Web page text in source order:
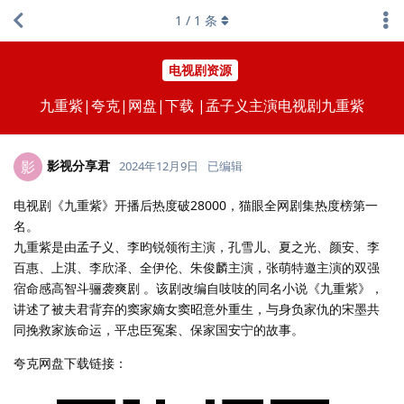
电视剧资源
九重紫|夸克|网盘|下载 |孟子义主演电视剧九重紫
1 / 1 条
影 影视分享君 2024年12月9日 已编辑
电视剧《九重紫》开播后热度破28000，猫眼全网剧集热度榜第一
名。
九重紫是由孟子义、李昀锐领衔主演，孔雪儿、夏之光、颜安、李
百惠、上淇、李欣泽、全伊伦、朱俊麟主演，张萌特邀主演的双强
宿命感高智斗骊袭爽剧 。该剧改编自吱吱的同名小说《九重紫》，
讲述了被夫君背弃的窦家嫡女窦昭意外重生，与身负家仇的宋墨共
同挽救家族命运，平忠臣冤案、保家国安宁的故事。
夸克网盘下载链接：